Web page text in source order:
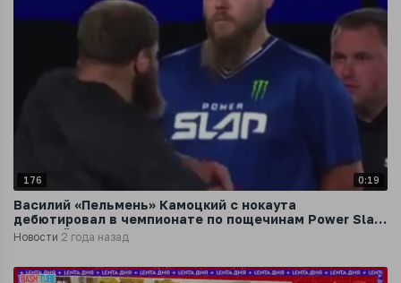
176 0:19
Василий «Пельмень» Камоцкий с нокаута
дебютировал в чемпионате по пощечинам Power Slap,
который организовал глава UFC
Новости 2 года назад